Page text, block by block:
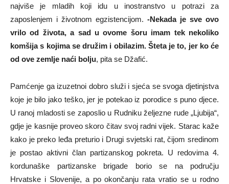
najviše je mladih koji idu u inostranstvo u potrazi za
zaposlenjem i životnom egzistencijom. -Nekada je sve ovo
vrilo od života, a sad u ovome šoru imam tek nekoliko
komšija s kojima se družim i obilazim. Šteta je to, jer ko će
od ove zemlje naći bolju, pita se Džafić.
Pamćenje ga izuzetnoi dobro služi i sjeća se svoga djetinjstva
koje je bilo jako teško, jer je potekao iz porodice s puno djece.
U ranoj mladosti se zaposlio u Rudniku željezne rude „Ljubija“,
gdje je kasnije proveo skoro čitav svoj radni vijek. Starac kaže
kako je preko leđa preturio i Drugi svjetski rat, čijom sredinom
je postao aktivni član partizanskog pokreta. U redovima 4.
kordunaške partizanske brigade borio se na području
Hrvatske i Slovenije, a po okončanju rata vratio se u rodno